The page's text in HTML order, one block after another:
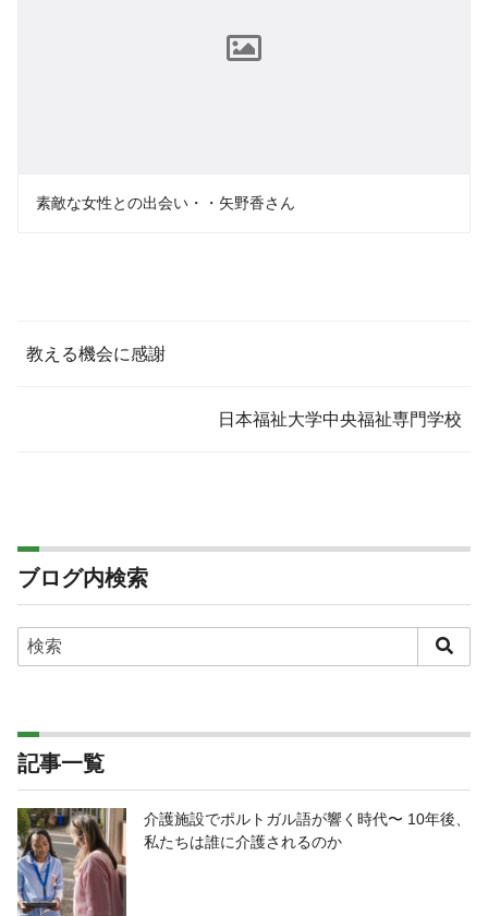
素敵な女性との出会い・・矢野香さん
教える機会に感謝
日本福祉大学中央福祉専門学校
ブログ内検索
記事一覧
介護施設でポルトガル語が響く時代〜 10年後、
私たちは誰に介護されるのか